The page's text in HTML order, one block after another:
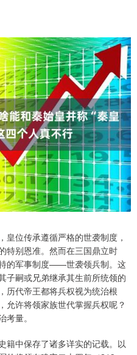
位传承遵循严格的世袭制度，
特别恩准。然而在三国鼎立时
的军事制度——世袭领兵制。这
子嗣或兄弟继承其生前所统领的
历代帝王都将兵权视为统治根
允许将领家族世代掌握兵权呢？
量。
籍中保存了诸多详实的记载。以